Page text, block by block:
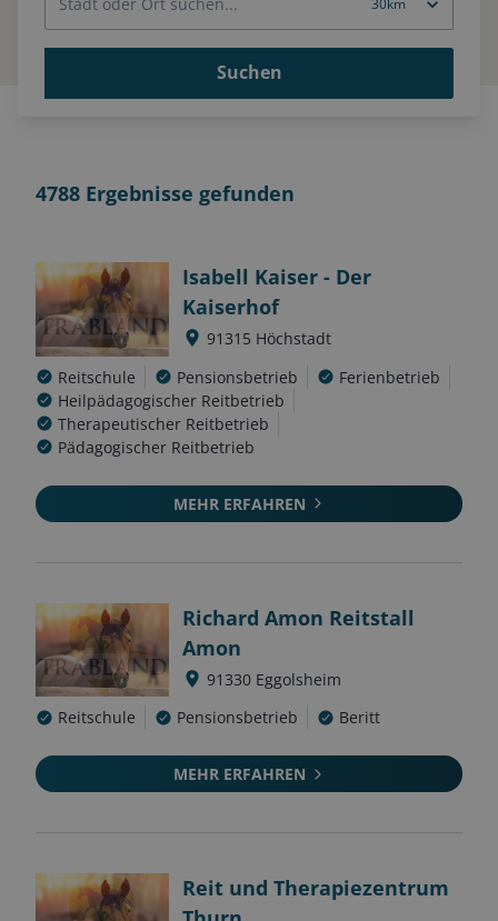
Suchen
4788 Ergebnisse gefunden
Isabell Kaiser - Der
Kaiserhof
91315 Höchstadt
Reitschule
Pensionsbetrieb
Ferienbetrieb
Heilpädagogischer Reitbetrieb
Therapeutischer Reitbetrieb
Pädagogischer Reitbetrieb
MEHR ERFAHREN
Richard Amon Reitstall
Amon
91330 Eggolsheim
Reitschule
Pensionsbetrieb Beritt
MEHR ERFAHREN
Reit und Therapiezentrum